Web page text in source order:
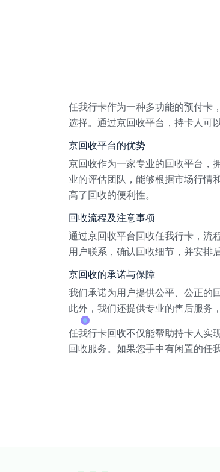
任我行卡作为一种多功能的预付卡
选择。通过京回收平台，持卡人可
京回收平台的优势
京回收作为一家专业的回收平台，
业的评估团队，能够根据市场行情
高了回收的便利性。
回收流程及注意事项
通过京回收平台回收任我行卡，流
用户联系，确认回收细节，并安排
京回收的承诺与保障
我们承诺为用户提供公平、公正的
此外，我们还提供专业的售后服务
任我行卡回收不仅能帮助持卡人实
回收服务。如果您手中有闲置的任